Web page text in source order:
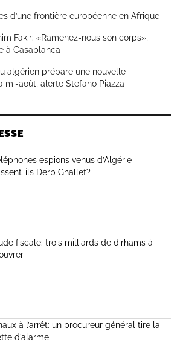
d’une frontière européenne en Afrique
Fakir: «Ramenez-nous son corps»,
à Casablanca
algérien prépare une nouvelle
mi-août, alerte Stefano Piazza
espions venus d’Algérie
ils Derb Ghallef?
fiscale: trois milliards de dirhams à
à l’arrêt: un procureur général tire la
d’alarme